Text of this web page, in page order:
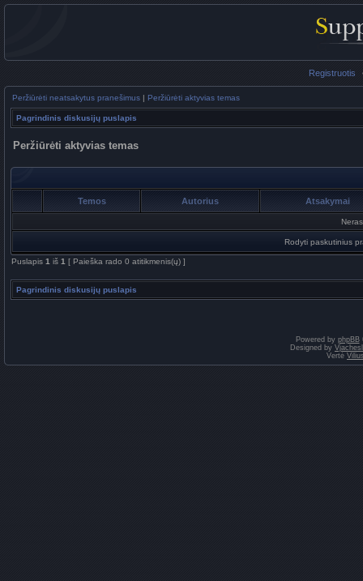
Registruotis
Peržiūrėti neatsakytus pranešimus | Peržiūrėti aktyvias temas
Pagrindinis diskusijų puslapis
Peržiūrėti aktyvias temas
Temos Autorius Atsakymai
Rodyti paskutinius
Puslapis 1 iš 1 [ Paieška rado 0 atitikmenis(ų) ]
Pagrindinis diskusijų puslapis
Powered by phpBB
Designed by
Vertė